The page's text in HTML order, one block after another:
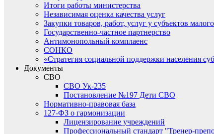
Итоги работы министерства
Независимая оценка качества услуг
Закупки товаров, работ, услуг у субъектов
Государственно-частное партнерство
Антимонопольный комплаенс
СОНКО
«Стратегия социальной поддержки населения
Документы
СВО
СВО Ук-235
Постановление №197 Дети СВО
Нормативно-правовая база
127-ФЗ о гармонизации
Лицензирование учреждений
Профессиональный стандарт "Тренер-